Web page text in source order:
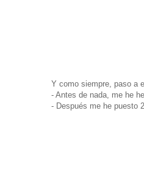
Y como siempre, paso a
- Antes de nada, me he
- Después me he puesto